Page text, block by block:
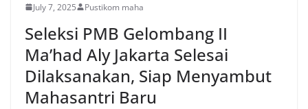
July 7, 2025 Pustikom maha
Seleksi PMB Gelombang II
Ma’had Aly Jakarta Selesai
Dilaksanakan, Siap Menyambut
Mahasantri Baru